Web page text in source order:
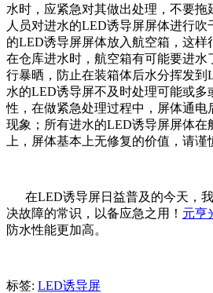
水时，应紧急对其做出处理，不要拖
人员对进水的LED诱导屏屏体进行
的LED诱导屏屏体放入航空箱，这样
在仓库进水时，航空箱有可能要进水
行暴晒，防止在装箱体后水分挥发
水的LED诱导屏不及时处理可能或多
性，在做紧急处理过程中，屏体通电
现象；所有进水的LED诱导屏屏体在
上，屏体基本上无修复的价值，请谨
在LED诱导屏日益普及的今天，
决故障的常识，以备应急之用！ 元亨
防水性能更加高。
标签: LED诱导屏